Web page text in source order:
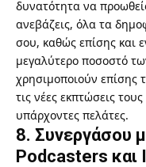
δυνατότητα να
ανεβάζεις, όλα τα
σου, καθώς επίσης και
μεγαλύτερο ποσοστό
χρησιμοποιούν
τις νέες εκπτώσεις
υπάρχοντες πελάτες.
8. Συνεργάσου
Podcasters και